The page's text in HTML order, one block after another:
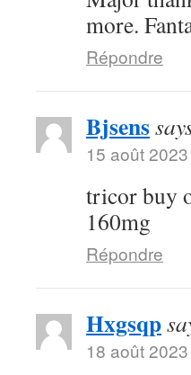
more.
Répondre
Bjsens
15 août
tricor buy
160mg
Répondre
Hxgsqp
18 août